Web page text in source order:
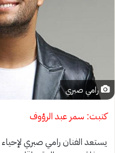
رامي صبري
كتبت: سمر عبد الرؤوف
يستعد الفنان رامي صبري